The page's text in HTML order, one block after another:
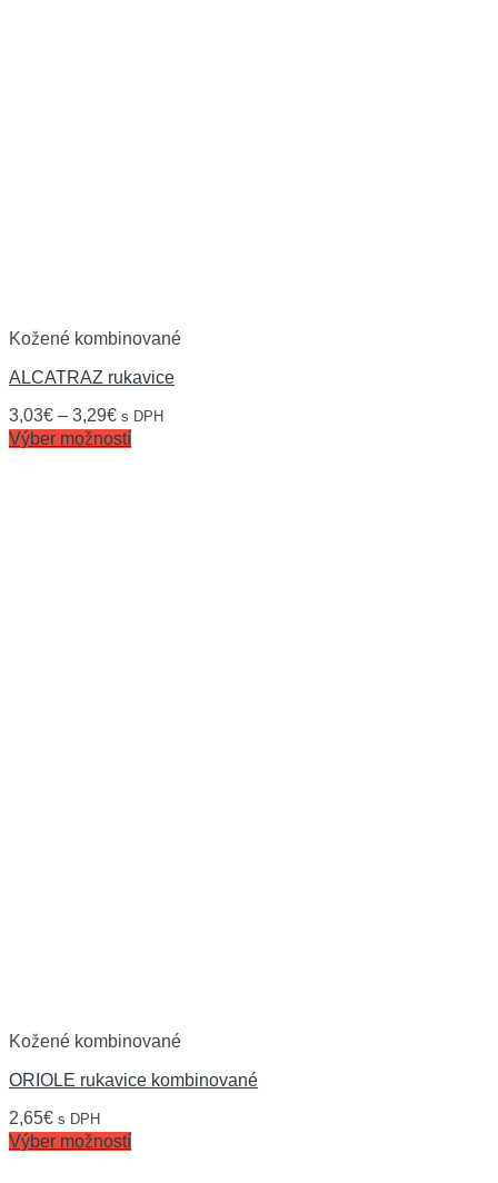
Kožené kombinované
ALCATRAZ rukavice
3,03€ – 3,29€ s DPH
Výber možností
Kožené kombinované
ORIOLE rukavice kombinované
2,65€ s DPH
Výber možností